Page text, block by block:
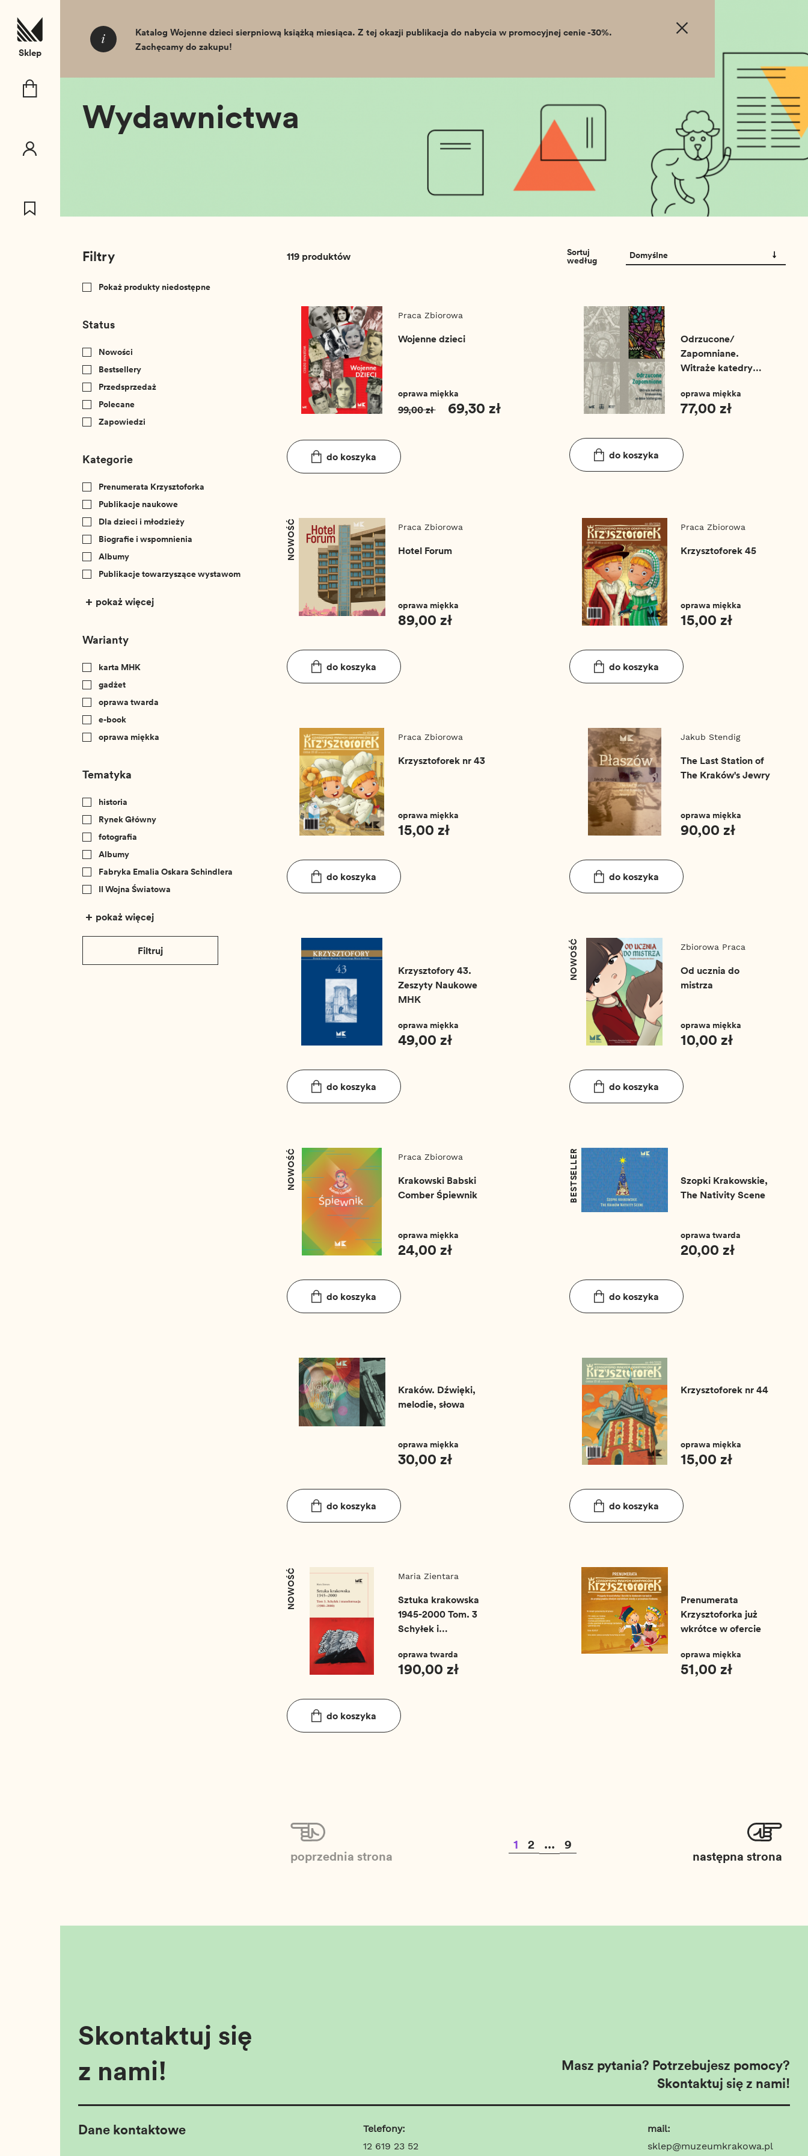
Sklep
Katalog Wojenne dzieci sierpniową książką miesiąca. Z tej okazji publikacja do nabycia w promocyjnej cenie -30%.
Zachęcamy do zakupu!
Strona główna Wydawnictwa
Wydawnictwa
Filtry
Pokaż produkty niedostępne
Status
Nowości
Bestsellery
Przedsprzedaż
Polecane
Zapowiedzi
Kategorie
Prenumerata Krzysztoforka
Publikacje naukowe
Dla dzieci i młodzieży
Biografie i wspomnienia
Albumy
Publikacje towarzyszące wystawom
pokaż więcej
Warianty
karta MHK
gadżet
oprawa twarda
e-book
oprawa miękka
Tematyka
historia
Rynek Główny
fotografia
Albumy
Fabryka Emalia Oskara Schindlera
II Wojna Światowa
pokaż więcej
Filtruj
119 produktów Sortuj
według Domyślne
T_CATEGORY_PRODUCT_LIST
Praca Zbiorowa
Wojenne dzieci
oprawa miękka
99,00 zł 69,30 zł
do koszyka
Odrzucone/
Zapomniane.
Witraże katedry
historyzmu.
oprawa miękka
77,00 zł
do koszyka
NOWOŚĆ Praca Zbiorowa
Hotel Forum
oprawa miękka
89,00 zł
do koszyka
Praca Zbiorowa
Krzysztoforek 45
oprawa miękka
15,00 zł
do koszyka
Praca Zbiorowa
Krzysztoforek nr 43
oprawa miękka
15,00 zł
do koszyka
Jakub Stendig
The Last Station of
The Kraków's Jewry
oprawa miękka
90,00 zł
do koszyka
Krzysztofory 43.
Zeszyty Naukowe
MHK
oprawa miękka
49,00 zł
do koszyka
NOWOŚĆ Zbiorowa Praca
Od ucznia do
mistrza
oprawa miękka
10,00 zł
do koszyka
NOWOŚĆ Praca Zbiorowa
Krakowski Babski
Comber Śpiewnik
oprawa miękka
24,00 zł
do koszyka
BESTSELLER
Szopki Krakowskie,
The Nativity Scene
oprawa twarda
20,00 zł
do koszyka
Kraków. Dźwięki,
melodie, słowa
oprawa miękka
30,00 zł
do koszyka
Krzysztoforek nr 44
oprawa miękka
15,00 zł
do koszyka
NOWOŚĆ Maria Zientara
Sztuka krakowska
1945-2000 Tom. 3
Schyłek i
2000)
oprawa twarda
190,00 zł
do koszyka
Prenumerata
Krzysztoforka już
wkrótce w ofercie
oprawa miękka
51,00 zł
poprzednia strona
1 2 ... 9
następna strona
Skontaktuj się
z nami!
Masz pytania? Potrzebujesz pomocy?
Skontaktuj się z nami!
Dane kontaktowe
Telefony:
12 619 23 52
mail:
sklep@muzeumkrakowa.pl